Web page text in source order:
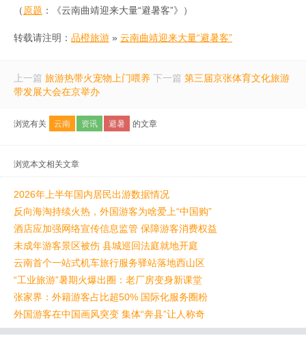
（原题 ：《云南曲靖迎来大量“避暑客”》）
转载请注明： 品橙旅游 » 云南曲靖迎来大量“避暑客”
上一篇 旅游热带火宠物上门喂养 下一篇 第三届京张体育文化旅游
带发展大会在京举办
浏览有关 云南 资讯 避暑 的文章
浏览本文相关文章
2026年上半年国内居民出游数据情况
反向海淘持续火热，外国游客为啥爱上“中国购”
酒店应加强网络宣传信息监管 保障游客消费权益
未成年游客景区被伤 县城巡回法庭就地开庭
云南首个一站式机车旅行服务驿站落地西山区
“工业旅游”暑期火爆出圈：老厂房变身新课堂
张家界：外籍游客占比超50% 国际化服务圈粉
外国游客在中国画风突变 集体“奔县”让人称奇